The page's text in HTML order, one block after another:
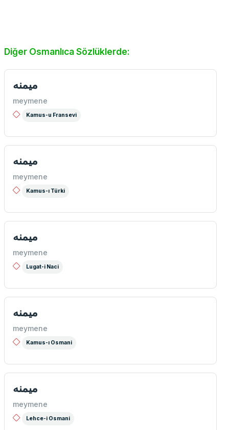
Diğer Osmanlıca Sözlüklerde:
میمنه
meymene
Kamus-u Fransevi
ميمنه
meymene
Kamus-ı Türki
ميمنه
meymene
Lugat-i Naci
ميمنه
meymene
Kamus-ı Osmani
ميمنه
meymene
Lehce-i Osmani